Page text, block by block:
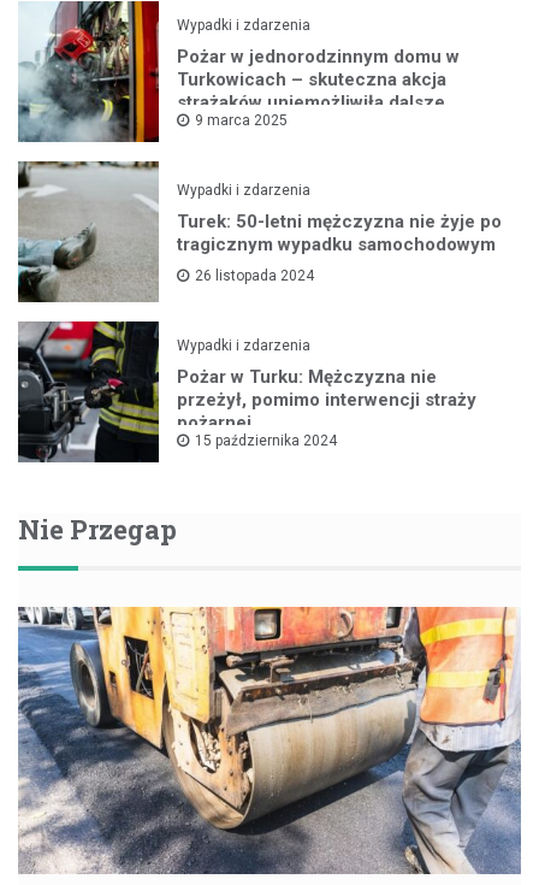
Wypadki i zdarzenia
Pożar w jednorodzinnym domu w
Turkowicach – skuteczna akcja
strażaków uniemożliwiła dalsze
rozprzestrzenianie się ognia
9 marca 2025
Wypadki i zdarzenia
Turek: 50-letni mężczyzna nie żyje po
tragicznym wypadku samochodowym
26 listopada 2024
Wypadki i zdarzenia
Pożar w Turku: Mężczyzna nie
przeżył, pomimo interwencji straży
pożarnej
15 października 2024
Nie Przegap